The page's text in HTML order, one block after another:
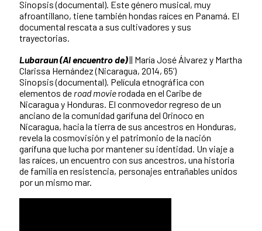
Sinopsis (documental). Este género musical, muy
afroantillano, tiene también hondas raíces en Panamá. El
documental rescata a sus cultivadores y sus
trayectorias.
Lubaraun (Al encuentro de)|| María José Álvarez y Martha
Clarissa Hernández (Nicaragua, 2014, 65’)
Sinopsis (documental). Película etnográfica con
elementos de road movierodada en el Caribe de
Nicaragua y Honduras. El conmovedor regreso de un
anciano de la comunidad garífuna del Orinoco en
Nicaragua, hacia la tierra de sus ancestros en Honduras,
revela la cosmovisión y el patrimonio de la nación
garífuna que lucha por mantener su identidad. Un viaje a
las raíces, un encuentro con sus ancestros, una historia
de familia en resistencia, personajes entrañables unidos
por un mismo mar.